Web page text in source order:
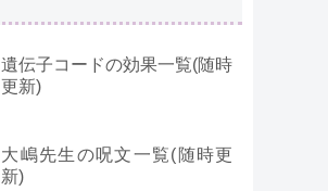
遺伝子コードの効果一覧(随時
更新)
大嶋先生の呪文一覧(随時更
新)